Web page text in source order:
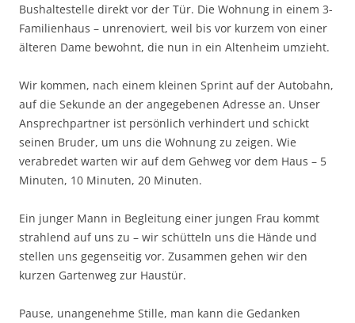
Bushaltestelle direkt vor der Tür. Die Wohnung in einem 3-
Familienhaus – unrenoviert, weil bis vor kurzem von einer
älteren Dame bewohnt, die nun in ein Altenheim umzieht.
Wir kommen, nach einem kleinen Sprint auf der Autobahn,
auf die Sekunde an der angegebenen Adresse an. Unser
Ansprechpartner ist persönlich verhindert und schickt
seinen Bruder, um uns die Wohnung zu zeigen. Wie
verabredet warten wir auf dem Gehweg vor dem Haus – 5
Minuten, 10 Minuten, 20 Minuten.
Ein junger Mann in Begleitung einer jungen Frau kommt
strahlend auf uns zu – wir schütteln uns die Hände und
stellen uns gegenseitig vor. Zusammen gehen wir den
kurzen Gartenweg zur Haustür.
Pause, unangenehme Stille, man kann die Gedanken